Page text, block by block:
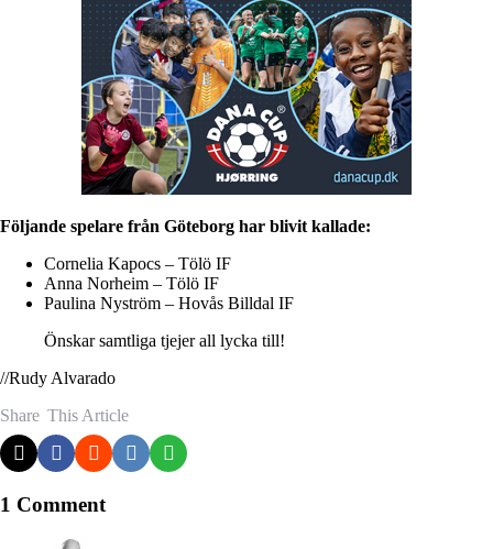
Följande spelare från Göteborg har blivit kallade:
Cornelia Kapocs – Tölö IF
Anna Norheim – Tölö IF
Paulina Nyström – Hovås Billdal IF
Önskar samtliga tjejer all lycka till!
//Rudy Alvarado
Share This Article
1 Comment